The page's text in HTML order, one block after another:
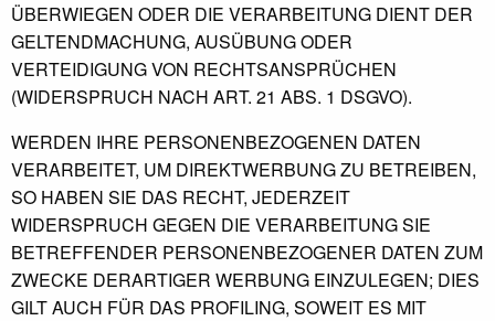
ÜBERWIEGEN ODER DIE VERARBEITUNG DIENT DER
GELTENDMACHUNG, AUSÜBUNG ODER
VERTEIDIGUNG VON RECHTSANSPRÜCHEN
(WIDERSPRUCH NACH ART. 21 ABS. 1 DSGVO).
WERDEN IHRE PERSONENBEZOGENEN DATEN
VERARBEITET, UM DIREKTWERBUNG ZU BETREIBEN,
SO HABEN SIE DAS RECHT, JEDERZEIT
WIDERSPRUCH GEGEN DIE VERARBEITUNG SIE
BETREFFENDER PERSONENBEZOGENER DATEN ZUM
ZWECKE DERARTIGER WERBUNG EINZULEGEN; DIES
GILT AUCH FÜR DAS PROFILING, SOWEIT ES MIT